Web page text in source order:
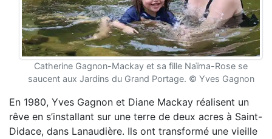
Catherine Gagnon-Mackay et sa fille Naïma-Rose se
saucent aux Jardins du Grand Portage. © Yves Gagnon
En 1980, Yves Gagnon et Diane Mackay réalisent un
rêve en s’installant sur une terre de deux acres à Saint-
Didace, dans Lanaudière. Ils ont transformé une vieille